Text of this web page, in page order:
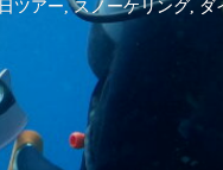
ツアー ,スノーケリング, ダ